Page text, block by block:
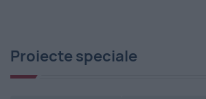
Proiecte speciale